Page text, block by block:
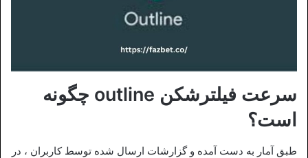
سرعت فیلترشکن outline چگونه
است؟
طبق آمار به دست آمده و گزارشات ارسال شده توسط کاربران ، در